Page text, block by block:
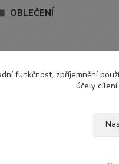
OBLEČENÍ
funkčnost, zpříjemnění
účely